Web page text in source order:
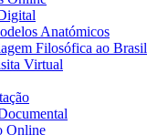
Anatómicos
Filosófica ao Brasil
Virtual
Online